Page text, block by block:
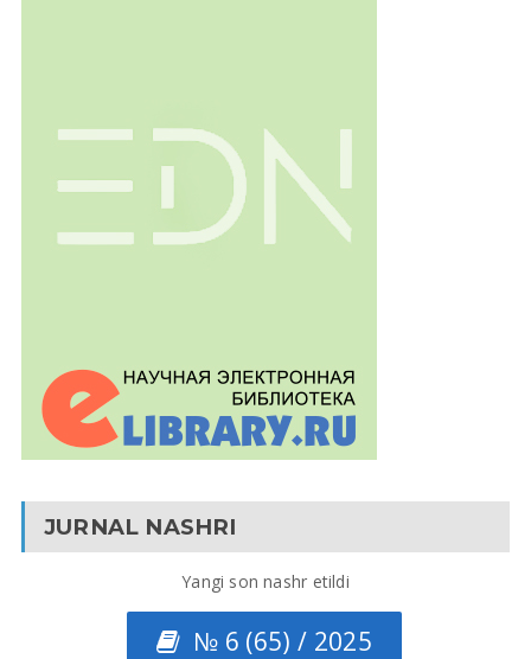
JURNAL NASHRI
Yangi son nashr etildi
№ 6 (65) / 2025